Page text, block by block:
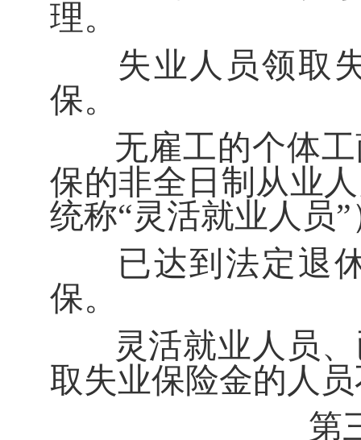
理。
失业人员领取
保。
无雇工的个体
保的非全日制从业
统称“灵活就业人员”
已达到法定退
保。
灵活就业人员
取失业保险金的人
第